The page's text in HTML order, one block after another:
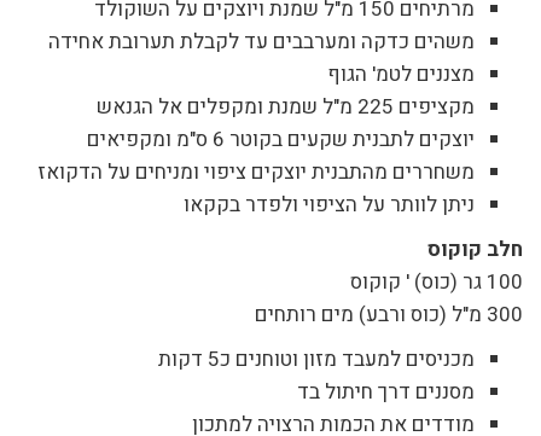
מרתיחים 150 מ"ל שמנת ויוצקים על השוקולד
משהים כדקה ומערבבים עד לקבלת תערובת אחידה
מצננים לטמ' הגוף
מקציפים 225 מ"ל שמנת ומקפלים אל הגנאש
יוצקים לתבנית שקעים בקוטר 6 ס"מ ומקפיאים
משחררים מהתבנית יוצקים ציפוי ומניחים על הדקואז
ניתן לוותר על הציפוי ולפדר בקקאו
חלב קוקוס
100 גר (כוס) ' קוקוס
300 מ"ל (כוס ורבע) מים רותחים
מכניסים למעבד מזון וטוחנים כ5 דקות
מסננים דרך חיתול בד
מודדים את הכמות הרצויה למתכון